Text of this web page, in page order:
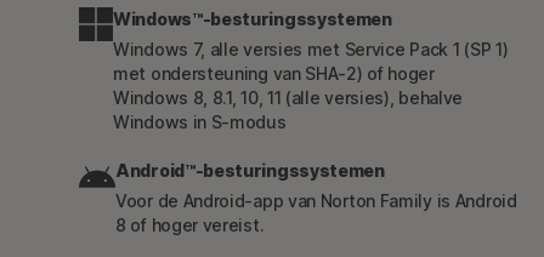
Windows™-besturingssystemen
Windows 7, alle versies met Service Pack 1 (SP 1)
met ondersteuning van SHA-2) of hoger
Windows 8, 8.1, 10, 11 (alle versies), behalve
Windows in S-modus
Android™-besturingssystemen
Voor de Android-app van Norton Family is Android
8 of hoger vereist.